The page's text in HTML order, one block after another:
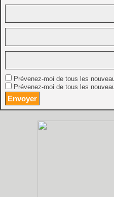
Prévenez-moi de tous les
Prévenez-moi de tous les